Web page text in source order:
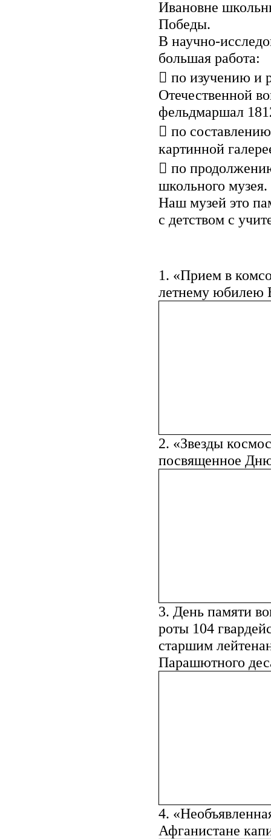
Ивановне
Победы.
В научно-
большая работа:
 по изучению и
Отечественной
фельдмаршал
 по
картинной
 по
школьного музея.
Наш музей это
с детством с
1. «Прием в
летнему
2. «Звезды
посвященное
3. День памяти
роты 104
старшим
Парашютного
4.
Афганистане